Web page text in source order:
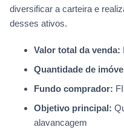
diversificar a carteira e
desses ativos.
Valor total da venda:
Quantidade de
Fundo comprador:
Objetivo principal:
alavancagem